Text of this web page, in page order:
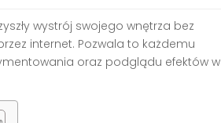
wystrój swojego wnętrza bez
internet. Pozwala to każdemu
oraz podglądu efektów w